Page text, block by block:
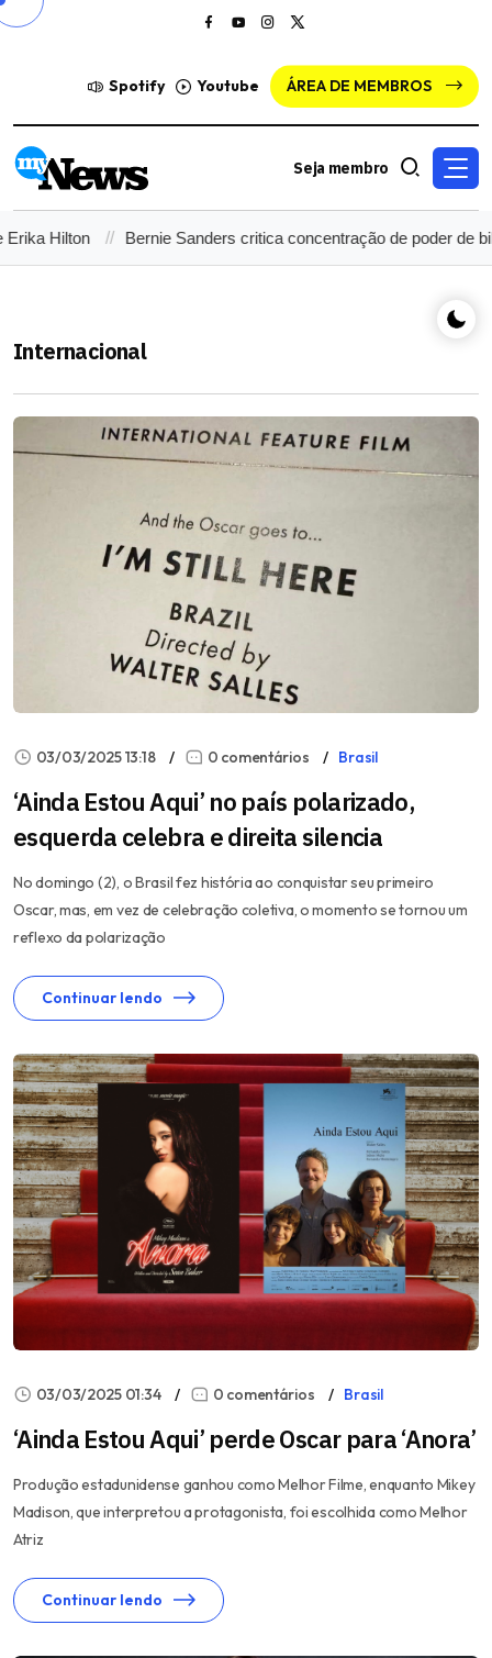
Spotify Youtube ÁREA DE MEMBROS
Seja membro
Sanders critica concentração de poder de bilionários sobre
Internacional
03/03/2025 13:18 0 comentários Brasil
‘Ainda Estou Aqui’ no país polarizado,
esquerda celebra e direita silencia
No domingo (2), o Brasil fez história ao conquistar seu primeiro
Oscar, mas, em vez de celebração coletiva, o momento se tornou um
reflexo da polarização
Continuar lendo
03/03/2025 01:34 0 comentários Brasil
‘Ainda Estou Aqui’ perde Oscar para ‘Anora’
Produção estadunidense ganhou como Melhor Filme, enquanto Mikey
Madison, que interpretou a protagonista, foi escolhida como Melhor
Atriz
Continuar lendo